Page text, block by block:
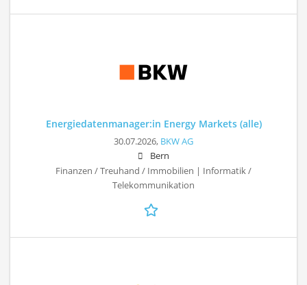
Energiedatenmanager:in Energy Markets (alle)
30.07.2026, BKW AG
Bern
Finanzen / Treuhand / Immobilien | Informatik /
Telekommunikation